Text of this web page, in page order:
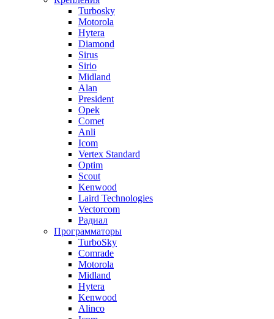
Turbosky
Motorola
Hytera
Diamond
Sirus
Sirio
Midland
Alan
President
Opek
Comet
Anli
Icom
Vertex Standard
Optim
Scout
Kenwood
Laird Technologies
Vectorcom
Радиал
Программаторы
TurboSky
Comrade
Motorola
Midland
Hytera
Kenwood
Alinco